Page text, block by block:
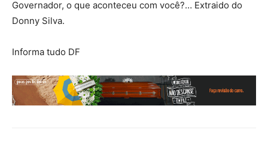
Governador, o que aconteceu com você?… Extraido do
Donny Silva.
Informa tudo DF